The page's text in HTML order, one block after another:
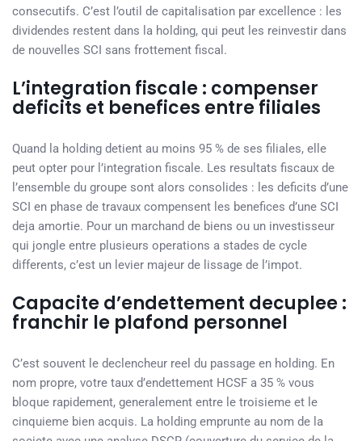
consecutifs. C’est l’outil de capitalisation par excellence : les
dividendes restent dans la holding, qui peut les reinvestir dans
de nouvelles SCI sans frottement fiscal.
L’integration fiscale : compenser
deficits et benefices entre filiales
Quand la holding detient au moins 95 % de ses filiales, elle
peut opter pour l’integration fiscale. Les resultats fiscaux de
l’ensemble du groupe sont alors consolides : les deficits d’une
SCI en phase de travaux compensent les benefices d’une SCI
deja amortie. Pour un marchand de biens ou un investisseur
qui jongle entre plusieurs operations a stades de cycle
differents, c’est un levier majeur de lissage de l’impot.
Capacite d’endettement decuplee :
franchir le plafond personnel
C’est souvent le declencheur reel du passage en holding. En
nom propre, votre taux d’endettement HCSF a 35 % vous
bloque rapidement, generalement entre le troisieme et le
cinquieme bien acquis. La holding emprunte au nom de la